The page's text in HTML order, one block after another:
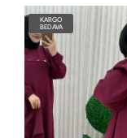
KARGO
BEDAVA